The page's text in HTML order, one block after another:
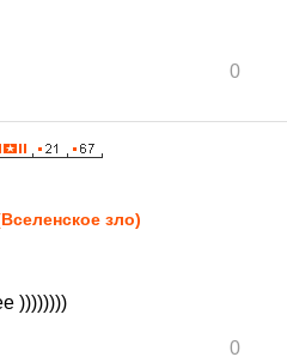
0
зло)
))))))))
0